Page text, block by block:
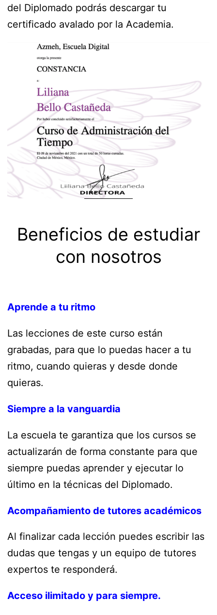
del Diplomado podrás descargar tu
certificado avalado por la Academia.
Beneficios de estudiar
con nosotros
Aprende a tu ritmo
Las lecciones de este curso están
grabadas, para que lo puedas hacer a tu
ritmo, cuando quieras y desde donde
quieras.
Siempre a la vanguardia
La escuela te garantiza que los cursos se
actualizarán de forma constante para que
siempre puedas aprender y ejecutar lo
último en la técnicas del Diplomado.
Acompañamiento de tutores académicos
Al finalizar cada lección puedes escribir las
dudas que tengas y un equipo de tutores
expertos te responderá.
Acceso ilimitado y para siempre.